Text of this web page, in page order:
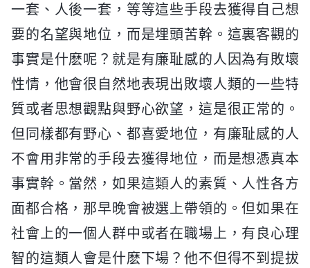
一套、人後一套，等等這些手段去獲得自己想
要的名望與地位，而是埋頭苦幹。這裏客觀的
事實是什麽呢？就是有廉耻感的人因為有敗壞
性情，他會很自然地表現出敗壞人類的一些特
質或者思想觀點與野心欲望，這是很正常的。
但同樣都有野心、都喜愛地位，有廉耻感的人
不會用非常的手段去獲得地位，而是想憑真本
事實幹。當然，如果這類人的素質、人性各方
面都合格，那早晚會被選上帶領的。但如果在
社會上的一個人群中或者在職場上，有良心理
智的這類人會是什麽下場？他不但得不到提拔